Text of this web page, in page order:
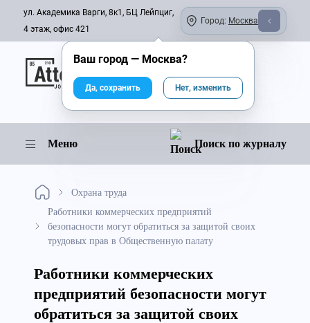
ул. Академика Варги, 8к1, БЦ Лейпциг,
4 этаж, офис 421
Город: Москва
Онлайн-журнал
Меню Поиск по журналу
Охрана труда
Работники коммерческих предприятий
безопасности могут обратиться за защитой своих
трудовых прав в Общественную палату
Работники коммерческих
предприятий безопасности могут
обратиться за защитой своих
Ваш город — Москва?
Да, сохранить Нет, изменить